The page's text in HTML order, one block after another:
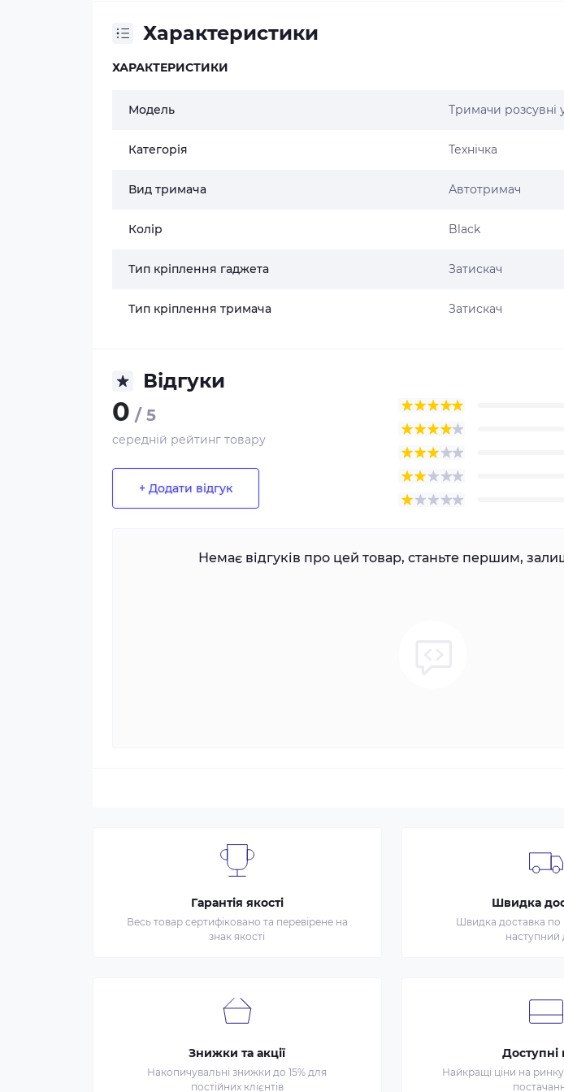
Характеристики
ХАРАКТЕРИСТИКИ
Модель Тримачи розсувні
Категорія Технічка
Вид тримача Автотримач
Колір Black
Тип кріплення гаджета Затискач
Тип кріплення тримача Затискач
Відгуки
0 / 5
середній рейтинг товару
+ Додати відгук
Немає відгуків про цей товар, станьте першим,
Гарантія якості
Весь товар сертифіковано та перевірене на
знак якості
Швидка
Швидка доставка по
наступний
Знижки та акції
Накопичувальні знижки до 15% для
постійних клієнтів
Доступні
Найкращі ціни на